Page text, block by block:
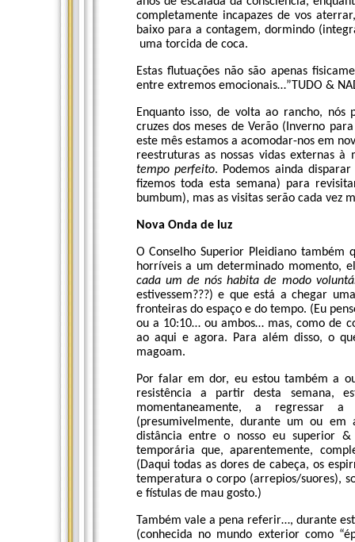
completamente incapazes de vos
baixo para a contagem, dormindo
uma torcida de coca.
Estas flutuações não são apenas
entre extremos emocionais…”TUDO &
Enquanto isso, de volta ao rancho, nós
cruzes dos meses de Verão (Inverno
este mês estamos a acomodar-nos em
reestruturas as nossas vidas externas
tempo perfeito. Podemos ainda
fizemos toda esta semana) para
bumbum), mas as visitas serão cada vez
Nova Onda de luz
O Conselho Superior Pleidiano também
horríveis a um determinado momento,
cada um de nós habita de modo
estivessem???) e que está a chegar
fronteiras do espaço e do tempo. (Eu
ou a 10:10… ou ambos… mas, como de
ao aqui e agora. Para além disso, o
magoam.
Por falar em dor, eu estou também a
resistência a partir desta semana,
momentaneamente, a regressar
(presumivelmente, durante um ou em
distância entre o nosso eu superior
temporária que, aparentemente,
(Daqui todas as dores de cabeça, os
temperatura o corpo (arrepios/suores),
e fístulas de mau gosto.)
Também vale a pena referir…, durante
(conhecida no mundo exterior como